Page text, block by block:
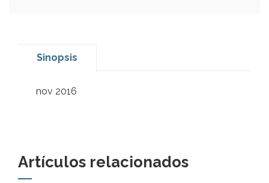
Sinopsis
nov 2016
Artículos relacionados